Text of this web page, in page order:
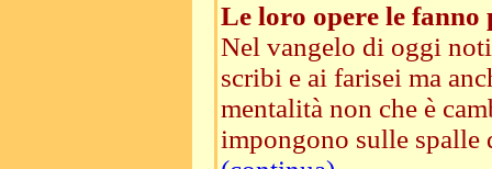
Le loro opere le fanno
Nel vangelo di oggi
scribi e ai farisei ma
mentalità non che è
impongono sulle spalle